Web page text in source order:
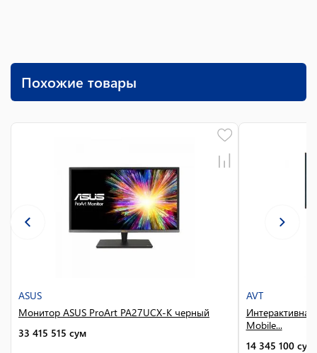
Похожие товары
ASUS
Монитор ASUS ProArt PA27UCX-K черный
33 415 515 сум
AVT
Mobile...
14 345 100 сум